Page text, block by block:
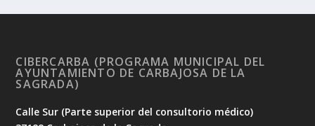
CIBERCARBA (PROGRAMA MUNICIPAL DEL
AYUNTAMIENTO DE CARBAJOSA DE LA
SAGRADA)
Calle Sur (Parte superior del consultorio médico)